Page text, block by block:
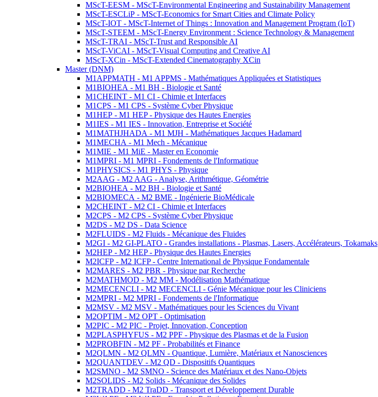
MScT-EESM - MScT-Environmental Engineering and Sustainability Management
MScT-ESCLiP - MScT-Economics for Smart Cities and Climate Policy
MScT-IOT - MScT-Internet of Things : Innovation and Management Program (IoT)
MScT-STEEM - MScT-Energy Environment : Science Technology & Management
MScT-TRAI - MScT-Trust and Responsible AI
MScT-ViCAI - MScT-Visual Computing and Creative AI
MScT-XCin - MScT-Extended Cinematography XCin
Master (DNM)
M1APPMATH - M1 APPMS - Mathématiques Appliquées et Statistiques
M1BIOHEA - M1 BH - Biologie et Santé
M1CHEINT - M1 CI - Chimie et Interfaces
M1CPS - M1 CPS - Système Cyber Physique
M1HEP - M1 HEP - Physique des Hautes Energies
M1IES - M1 IES - Innovation, Entreprise et Société
M1MATHJHADA - M1 MJH - Mathématiques Jacques Hadamard
M1MECHA - M1 Mech - Mécanique
M1MIE - M1 MiE - Master en Economie
M1MPRI - M1 MPRI - Fondements de l'Informatique
M1PHYSICS - M1 PHYS - Physique
M2AAG - M2 AAG - Analyse, Arithmétique, Géométrie
M2BIOHEA - M2 BH - Biologie et Santé
M2BIOMECA - M2 BME - Ingénierie BioMédicale
M2CHEINT - M2 CI - Chimie et Interfaces
M2CPS - M2 CPS - Système Cyber Physique
M2DS - M2 DS - Data Science
M2FLUIDS - M2 Fluids - Mécanique des Fluides
M2GI - M2 GI-PLATO - Grandes installations - Plasmas, Lasers, Accélérateurs, Tokamaks
M2HEP - M2 HEP - Physique des Hautes Energies
M2ICFP - M2 ICFP - Centre International de Physique Fondamentale
M2MARES - M2 PBR - Physique par Recherche
M2MATHMOD - M2 MM - Modélisation Mathématique
M2MECENCLI - M2 MECENCLI - Génie Mécanique pour les Cliniciens
M2MPRI - M2 MPRI - Fondements de l'Informatique
M2MSV - M2 MSV - Mathématiques pour les Sciences du Vivant
M2OPTIM - M2 OPT - Optimisation
M2PIC - M2 PIC - Projet, Innovation, Conception
M2PLASPHYFUS - M2 PPF - Physique des Plasmas et de la Fusion
M2PROBFIN - M2 PF - Probabilités et Finance
M2QLMN - M2 QLMN - Quantique, Lumière, Matériaux et Nanosciences
M2QUANTDEV - M2 QD - Dispositifs Quantiques
M2SMNO - M2 SMNO - Science des Matériaux et des Nano-Objets
M2SOLIDS - M2 Solids - Mécanique des Solides
M2TRADD - M2 TraDD - Transport et Développement Durable